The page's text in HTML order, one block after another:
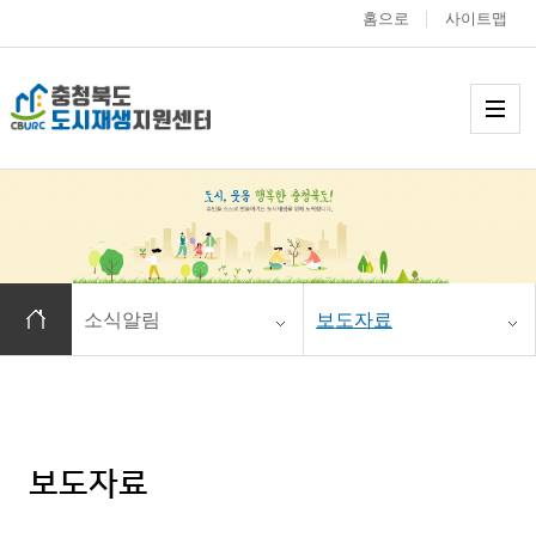
충청북도 도시재
홈으로 사이트맵
홈으로 이동
소식알림 보도자료
보도자료